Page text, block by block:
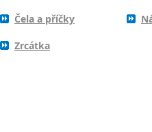
Čela a příčky
Zrcátka